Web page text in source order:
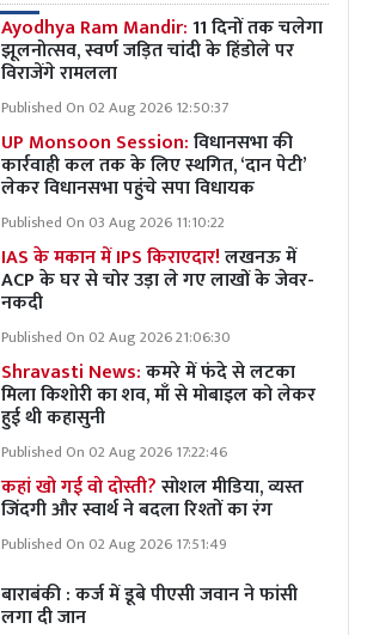
Ayodhya Ram Mandir:11 दिनों तक चलेगा
झूलनोत्सव, स्वर्ण जड़ित चांदी के हिंडोले पर
विराजेंगे रामलला
Published On 02 Aug 2026 12:50:37
UP Monsoon Session:विधानसभा की
कार्रवाही कल तक के लिए स्थगित, ‘दान पेटी’
लेकर विधानसभा पहुंचे सपा विधायक
Published On 03 Aug 2026 11:10:22
IAS के मकान में IPS किराएदार!लखनऊ में
ACP के घर से चोर उड़ा ले गए लाखों के जेवर-
नकदी
Published On 02 Aug 2026 21:06:30
Shravasti News:कमरे में फंदे से लटका
मिला किशोरी का शव, माँ से मोबाइल को लेकर
हुई थी कहासुनी
Published On 02 Aug 2026 17:22:46
कहां खो गई वो दोस्ती?सोशल मीडिया, व्यस्त
जिंदगी और स्वार्थ ने बदला रिश्तों का रंग
Published On 02 Aug 2026 17:51:49
बाराबंकी : कर्ज में डूबे पीएसी जवान ने फांसी
लगा दी जान